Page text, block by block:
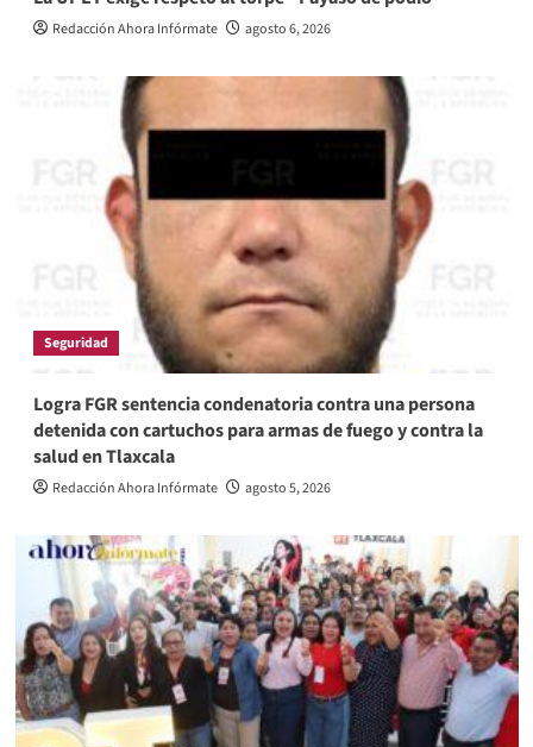
Redacción Ahora Infórmate agosto 6, 2026
Seguridad
Logra FGR sentencia condenatoria contra una persona
detenida con cartuchos para armas de fuego y contra la
salud en Tlaxcala
Redacción Ahora Infórmate agosto 5, 2026